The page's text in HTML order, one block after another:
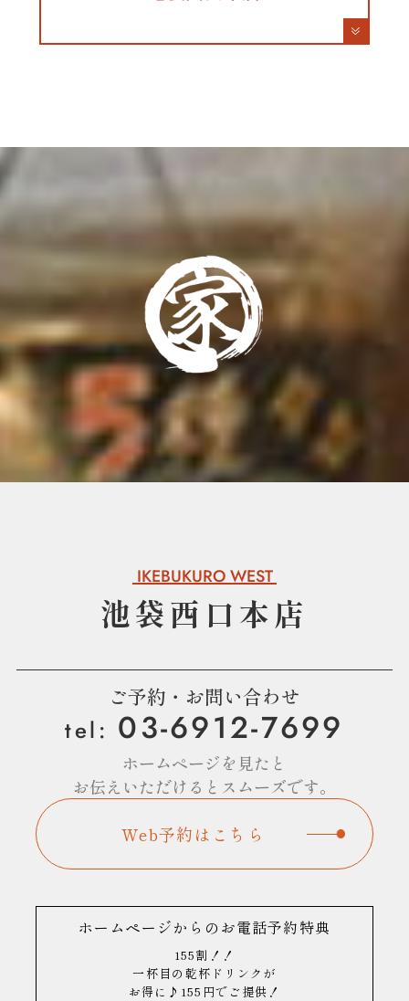
IKEBUKURO WEST
池袋西口本店
ご予約・お問い合わせ
tel: 03-6912-7699
ホームページを見たと
お伝えいただけるとスムーズです。
Web予約はこちら
ホームページからのお電話予約特典
155割！！
一杯目の乾杯ドリンクが
お得に♪155円でご提供！